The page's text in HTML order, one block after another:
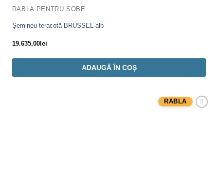
RABLA PENTRU SOBE
Șemineu teracotă BRÜSSEL alb
19.635,00lei
ADAUGĂ ÎN COȘ
RABLA